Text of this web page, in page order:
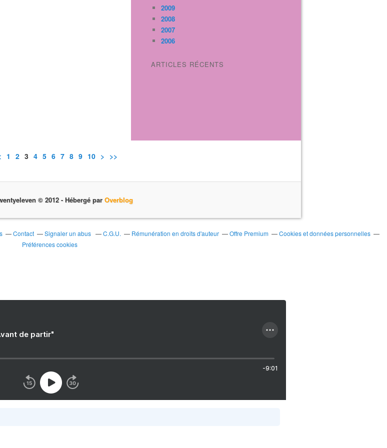
2009
2008
2007
2006
ARTICLES RÉCENTS
1 2 3 4 5 6 7 8 9 10 > >>
© 2012 - Hébergé par Overblog
Contact Signaler un abus C.G.U. Rémunération en droits d'auteur Offre Premium
Cookies et données personnelles
Préférences cookies
de partir"
-9:01